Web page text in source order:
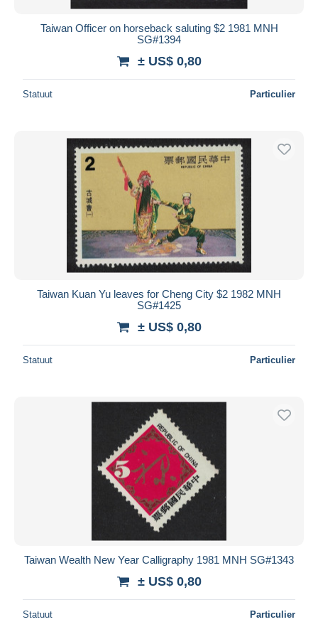
Taiwan Officer on horseback saluting $2 1981 MNH
SG#1394
± US$ 0,80
Statuut Particulier
Taiwan Kuan Yu leaves for Cheng City $2 1982 MNH
SG#1425
± US$ 0,80
Statuut Particulier
Taiwan Wealth New Year Calligraphy 1981 MNH SG#1343
± US$ 0,80
Statuut Particulier